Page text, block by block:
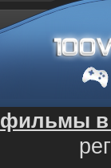
фильмы в